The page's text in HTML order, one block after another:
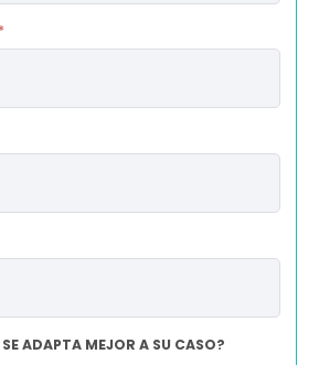
*
ADAPTA MEJOR A SU CASO?